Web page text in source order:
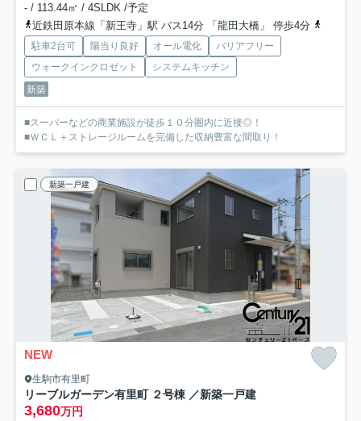
- / 113.44㎡ / 4SLDK /予定
近鉄田原本線「新王寺」駅 バス14分 「龍田大橋」 停歩4分
駐車2台可 陽当り良好 オール電化
バリアフリー
ウォークインクロゼット
システムキッチン
新築
■スーパーなどの商業施設が徒歩１０分圏内に近接◎！
■ＷＣＬ＋ストレージルームを完備した収納豊富な間取り！
新築一戸建
NEW
生駒市有里町
リーブルガーデン有里町 ２号棟 ／新築一戸建
3,680万円